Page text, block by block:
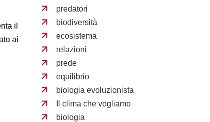
il
ai
predatori
biodiversità
ecosistema
relazioni
prede
equilibrio
biologia evoluzionista
Il clima che vogliamo
biologia